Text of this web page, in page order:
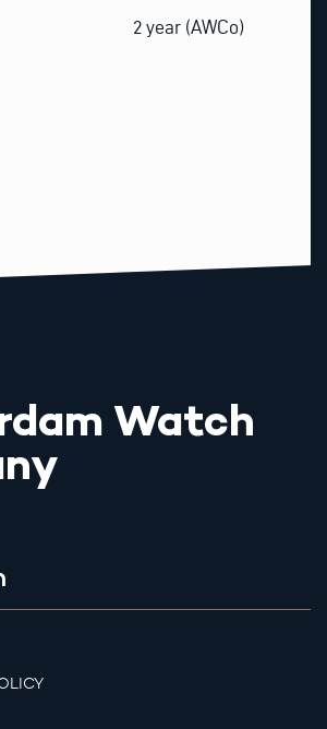
2 year (AWCo)
Watch